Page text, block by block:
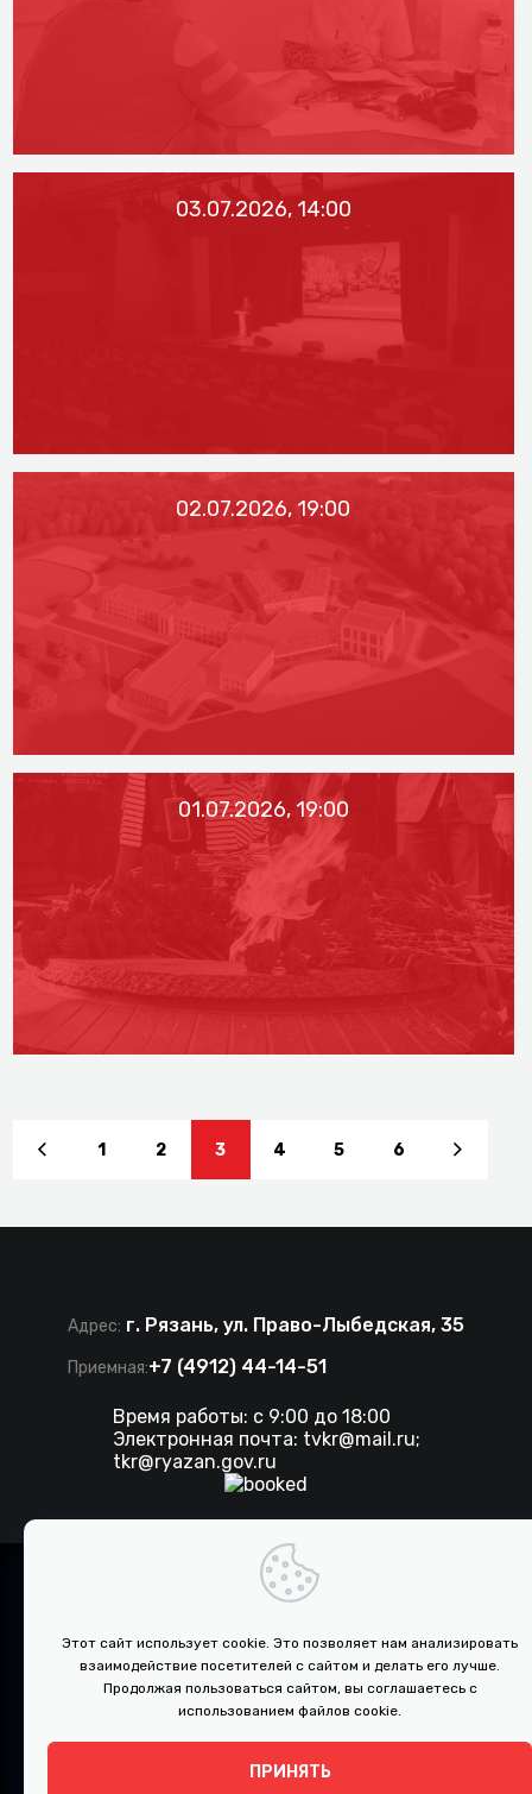
03.07.2026, 14:00
02.07.2026, 19:00
01.07.2026, 19:00
1 2 3 4 5 6
Адрес: г. Рязань, ул. Право-Лыбедская, 35
Приемная:+7 (4912) 44-14-51
Время работы: с 9:00 до 18:00
Электронная почта: tvkr@mail.ru;
tkr@ryazan.gov.ru
2026 . Все права защищены. ТКР.
Разработка сайта IT-media
ПРОТИВОДЕЙСТВИЕ КОРРУПЦИИ
Политика конфиденциальности
Этот сайт использует cookie. Это позволяет нам анализировать
взаимодействие посетителей с сайтом и делать его лучше.
Продолжая пользоваться сайтом, вы соглашаетесь с
использованием файлов cookie.
ПРИНЯТЬ